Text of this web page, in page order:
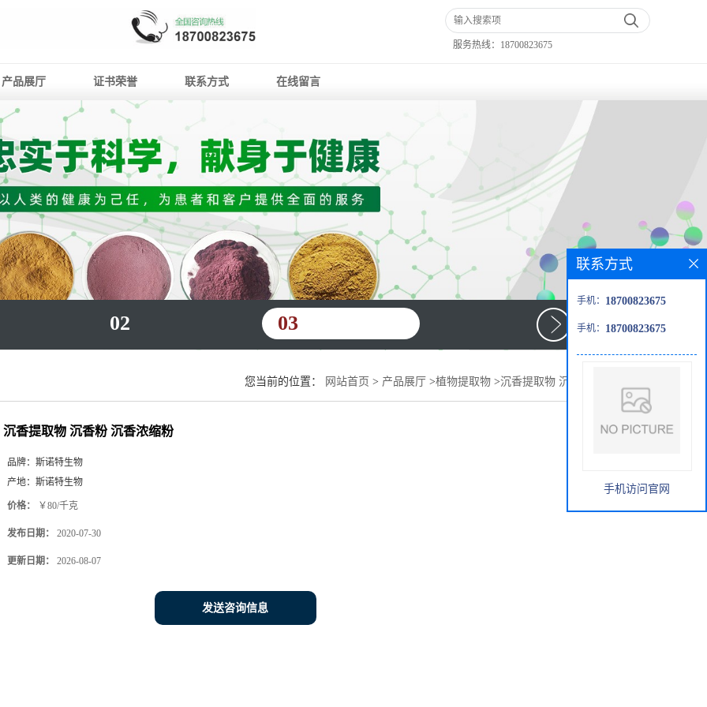
服务热线： 18700823675
产品展厅 证书荣誉 联系方式 在线留言
02 03
您当前的位置： 网站首页 > 产品展厅 >植物提取物 >沉香提取物 沉香粉 沉香浓缩粉
沉香提取物 沉香粉 沉香浓缩粉
品牌： 斯诺特生物
产地： 斯诺特生物
价格： ￥80/千克
发布日期： 2020-07-30
更新日期： 2026-08-07
发送咨询信息
联系方式
手机： 18700823675
手机： 18700823675
手机访问官网